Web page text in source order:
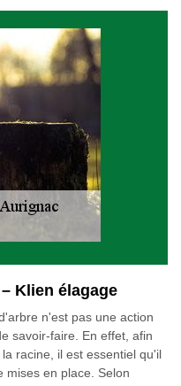
Klien élagage
n'est pas une action
savoir-faire. En effet, afin
racine, il est essentiel qu'il
mises en place. Selon